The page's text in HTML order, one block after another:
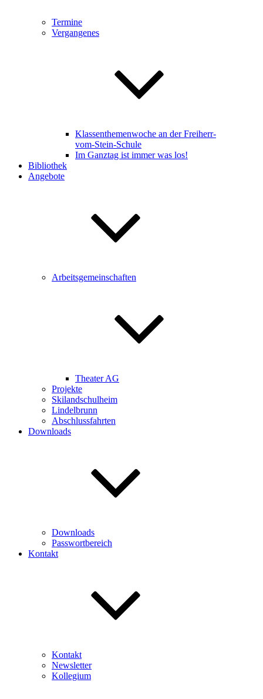
Termine
Vergangenes
Klassenthemenwoche an der Freiherr-
vom-Stein-Schule
Im Ganztag ist immer was los!
Bibliothek
Angebote
Arbeitsgemeinschaften
Theater AG
Projekte
Skilandschulheim
Lindelbrunn
Abschlussfahrten
Downloads
Downloads
Passwortbereich
Kontakt
Kontakt
Newsletter
Kollegium